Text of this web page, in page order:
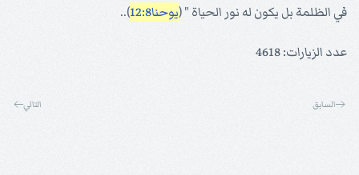
في الظلمة بل يكون له نور الحياة " (يوحنا12:8 )..
عدد الزيارات: 4618
السابق التالي